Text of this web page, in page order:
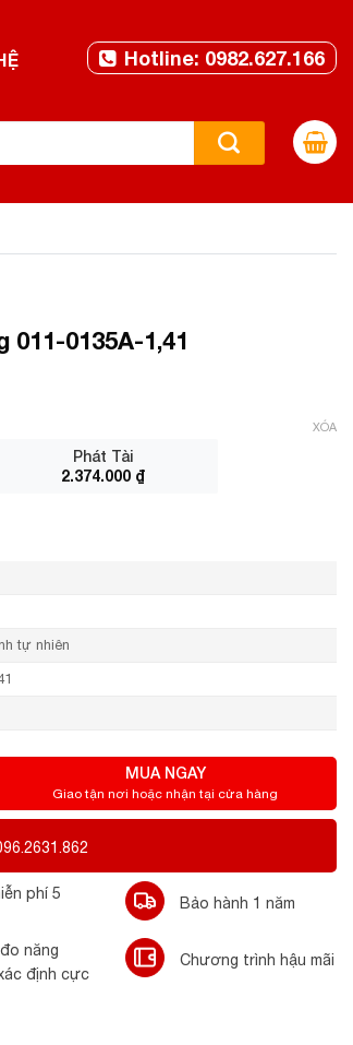
Hotline: 0982.627.166
011-0135A-1,41
Phát Tài
2.374.000 ₫
XÓA
tự nhiên
MUA NGAY
Giao tận nơi hoặc nhận tại cửa hàng
phí 5
Bảo hành 1 năm
năng
định cực
Chương trình hậu mãi